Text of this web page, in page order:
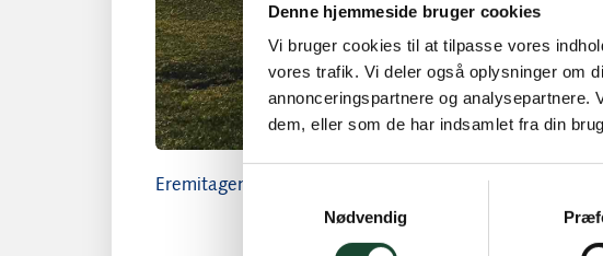
Denne hjemmeside bruger cookies
Vi bruger cookies til at tilpasse vores
vores trafik. Vi deler også oplysninger om
annonceringspartnere og analysepartnere.
dem, eller som de har indsamlet fra din
Nødvendig
Eremitagen nr. 93